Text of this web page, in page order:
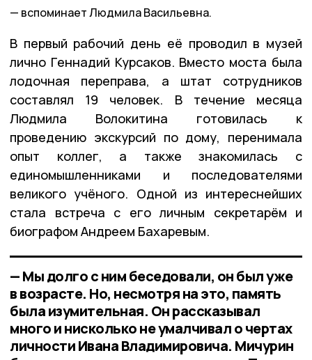
вспоминает Людмила Васильевна.
В первый рабочий день её проводил в музей
лично Геннадий Курсаков. Вместо моста была
лодочная переправа, а штат сотрудников
составлял 19 человек. В течение месяца
Людмила Волокитина готовилась к
проведению экскурсий по дому, перенимала
опыт коллег, а также знакомилась с
единомышленниками и последователями
великого учёного. Одной из интереснейших
стала встреча с его личным секретарём и
биографом Андреем Бахаревым.
— Мы долго с ним беседовали, он был уже
в возрасте. Но, несмотря на это, память
была изумительная. Он рассказывал
много и нисколько не умалчивал о чертах
личности Ивана Владимировича. Мичурин